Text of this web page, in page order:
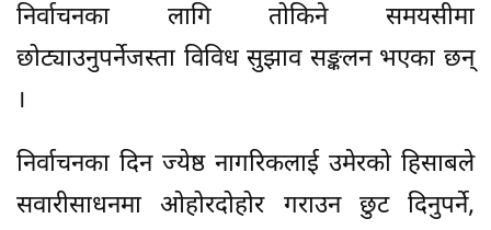
निर्वाचनका लागि तोकिने समयसीमा
छोट्याउनुपर्नेजस्ता विविध सुझाव सङ्कलन भएका छन्
।
निर्वाचनका दिन ज्येष्ठ नागरिकलाई उमेरको हिसाबले
सवारीसाधनमा ओहोरदोहोर गराउन छुट दिनुपर्ने,